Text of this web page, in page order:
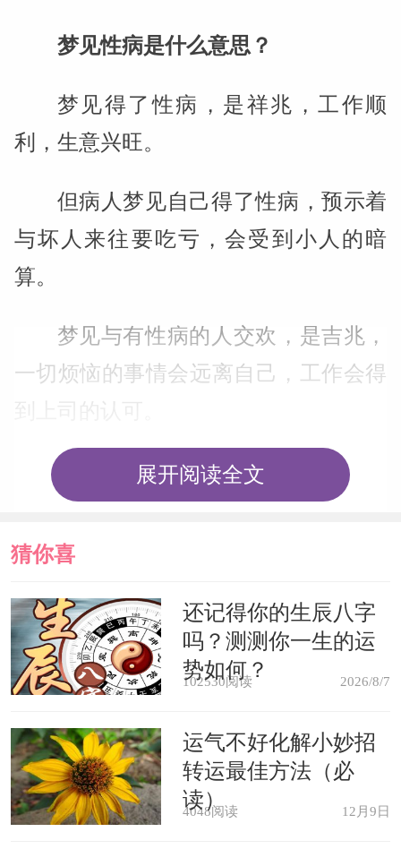
梦见性病是什么意思？
梦见得了性病，是祥兆，工作顺
利，生意兴旺。
但病人梦见自己得了性病，预示着
与坏人来往要吃亏，会受到小人的暗
算。
梦见与有性病的人交欢，是吉兆，
一切烦恼的事情会远离自己，工作会得
生意人梦见得了性病，会事业兴
旺，财源广进。
梦见去探望得性病的病人，是凶
兆，家里会有不幸的事情发生，会减少
人口，做梦人也会遭受损失。
梦见自己得了性病同时发高烧，会
成为一个大肚汉或酒鬼。
梦见自己的妻子或情人患性病，意
展开阅读全文
猜你喜
欢
还记得你的生辰八字
吗？测测你一生的运
势如何？
102530阅读 2026/8/7
运气不好化解小妙招
转运最佳方法（必
读）
4048阅读 12月9日